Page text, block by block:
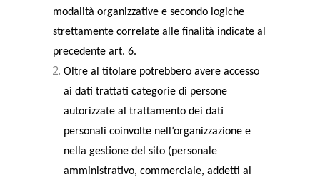
modalità organizzative e secondo logiche
strettamente correlate alle finalità indicate al
precedente art. 6.
Oltre al titolare potrebbero avere accesso
ai dati trattati categorie di persone
autorizzate al trattamento dei dati
personali coinvolte nell’organizzazione e
nella gestione del sito (personale
amministrativo, commerciale, addetti al